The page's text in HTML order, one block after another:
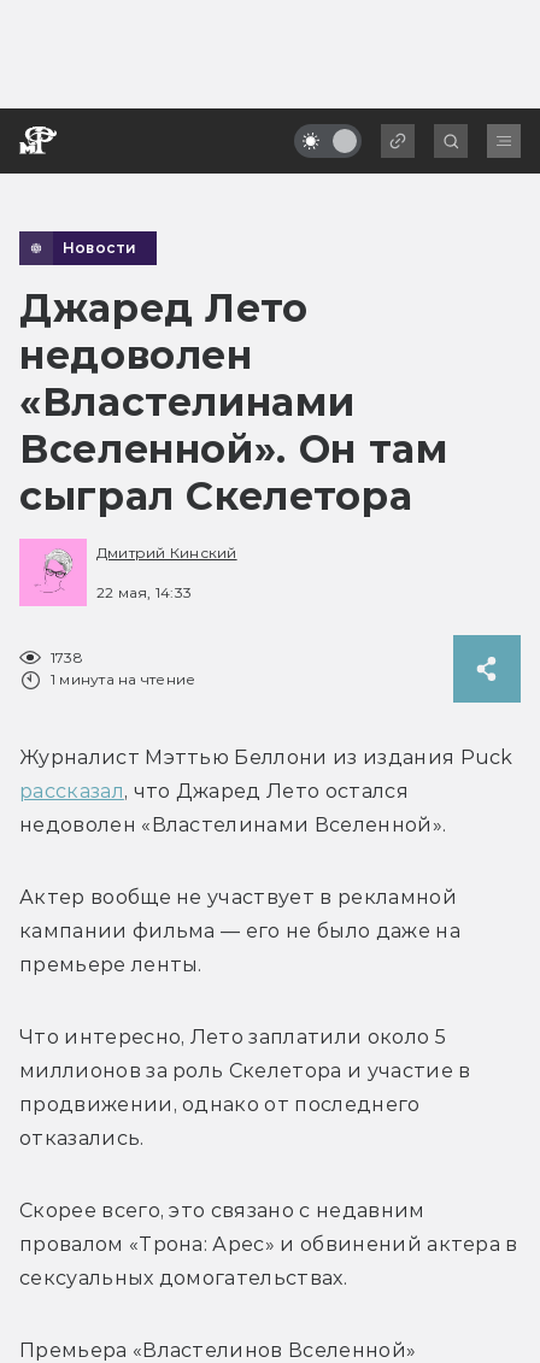
Новости
Джаред Лето
недоволен
«Властелинами
Вселенной». Он там
сыграл Скелетора
Дмитрий Кинский
22 мая, 14:33
1738
1 минута на чтение
рассказал, что Джаред Лето остался
недоволен «Властелинами Вселенной».
Актер вообще не участвует в рекламной
кампании фильма — его не было даже на
премьере ленты.
Что интересно, Лето заплатили около 5
миллионов за роль Скелетора и участие в
продвижении, однако от последнего
отказались.
Скорее всего, это связано с недавним
провалом «Трона: Арес» и обвинений актера в
сексуальных домогательствах.
Премьера «Властелинов Вселенной»